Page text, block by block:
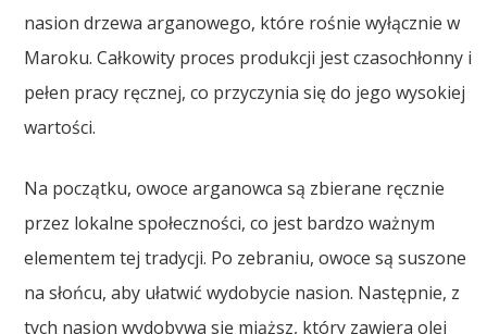
nasion drzewa arganowego, które rośnie wyłącznie w
Maroku. Całkowity proces produkcji jest czasochłonny i
pełen pracy ręcznej, co przyczynia się do jego wysokiej
wartości.
Na początku, owoce arganowca są zbierane ręcznie
przez lokalne społeczności, co jest bardzo ważnym
elementem tej tradycji. Po zebraniu, owoce są suszone
na słońcu, aby ułatwić wydobycie nasion. Następnie, z
tych nasion wydobywa się miąższ, który zawiera olej